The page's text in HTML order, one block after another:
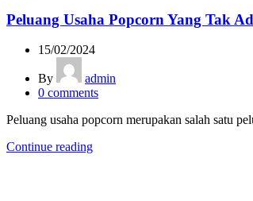
Peluang Usaha Popcorn Yang Tak
15/02/2024
By
admin
0 comments
Peluang usaha popcorn merupakan salah satu
Continue reading